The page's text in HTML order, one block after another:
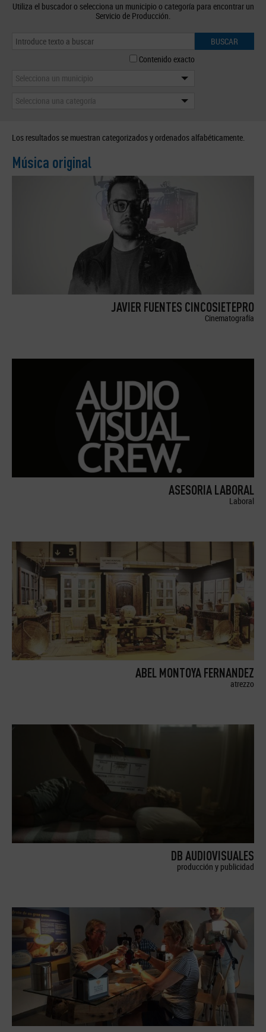
Utiliza el buscador o selecciona un municipio o categoría para encontrar un
Servicio de Producción.
BUSCAR
Contenido exacto
Selecciona un municipio
Selecciona una categoría
Los resultados se muestran categorizados y ordenados alfabéticamente.
Música original
JAVIER FUENTES CINCOSIETEPRO
Cinematografía
ASESORIA LABORAL
Laboral
ABEL MONTOYA FERNANDEZ
atrezzo
DB AUDIOVISUALES
producción y publicidad